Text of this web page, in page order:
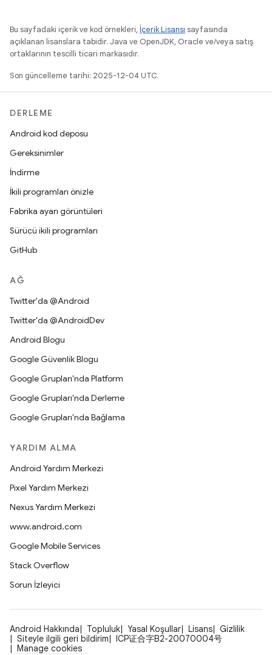
Bu sayfadaki içerik ve kod örnekleri, İçerik Lisansı sayfasında
açıklanan lisanslara tabidir. Java ve OpenJDK, Oracle ve/veya satış
ortaklarının tescilli ticari markasıdır.
Son güncelleme tarihi: 2025-12-04 UTC.
DERLEME
Android kod deposu
Gereksinimler
İndirme
İkili programları önizle
Fabrika ayarı görüntüleri
Sürücü ikili programları
GitHub
AĞ
Twitter'da @Android
Twitter'da @AndroidDev
Android Blogu
Google Güvenlik Blogu
Google Grupları'nda Platform
Google Grupları'nda Derleme
Google Grupları'nda Bağlama
YARDIM ALMA
Android Yardım Merkezi
Pixel Yardım Merkezi
Nexus Yardım Merkezi
www.android.com
Google Mobile Services
Stack Overflow
Sorun İzleyici
Android Hakkında Topluluk Yasal Koşullar Lisans
Gizlilik
Siteyle ilgili geri bildirim
ICP证合字B2-20070004号
Manage cookies